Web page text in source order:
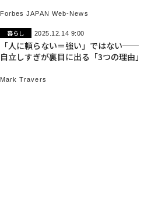
Forbes JAPAN Web-News
暮らし 2025.12.14 9:00
「人に頼らない＝強い」ではない──
自立しすぎが裏目に出る「3つの理由」
Mark Travers